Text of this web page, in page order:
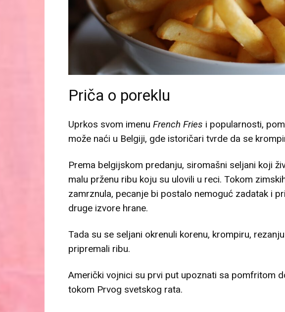
Priča o poreklu
Uprkos svom imenu French Fries i popularnosti,
može naći u Belgiji, gde istoričari tvrde da se
Prema belgijskom predanju, siromašni seljani koji
malu prženu ribu koju su ulovili u reci. Tokom
zamrznula, pecanje bi postalo nemoguć zadatak i
druge izvore hrane.
Tada su se seljani okrenuli korenu, krompiru,
pripremali ribu.
Američki vojnici su prvi put upoznati sa pomfritom
tokom Prvog svetskog rata.